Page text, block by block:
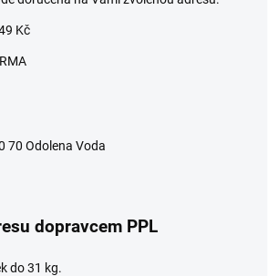
Kč
70 Odolena Voda
dopravcem PPL
do 31 kg.